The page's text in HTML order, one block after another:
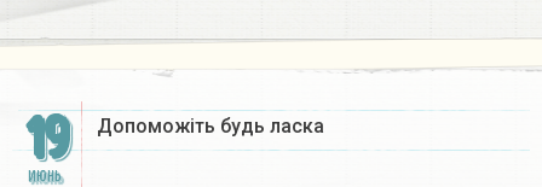
19
ИЮНЬ
Допоможіть будь ласка ​